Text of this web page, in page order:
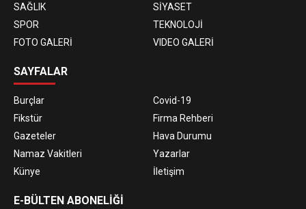
SAĞLIK
SİYASET
SPOR
TEKNOLOJİ
FOTO GALERİ
VIDEO GALERİ
SAYFALAR
Burçlar
Covid-19
Fikstür
Firma Rehberi
Gazeteler
Hava Durumu
Namaz Vakitleri
Yazarlar
Künye
İletişim
E-BÜLTEN ABONELİĞİ